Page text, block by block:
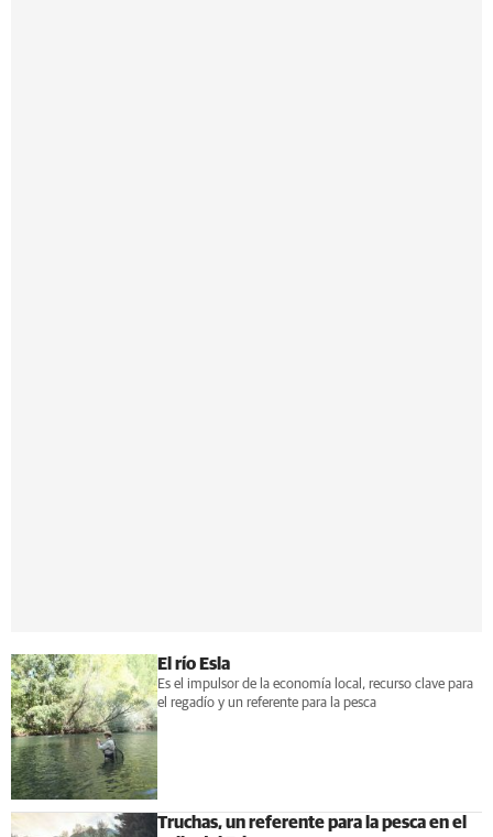
El río Esla
Es el impulsor de la economía local, recurso clave para
el regadío y un referente para la pesca
Truchas, un referente para la pesca en el